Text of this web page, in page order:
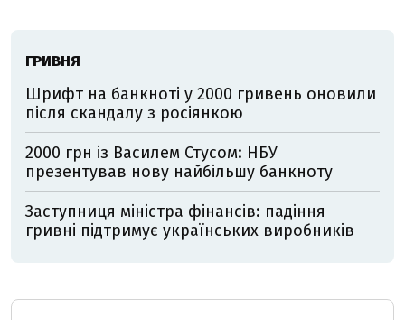
ГРИВНЯ
Шрифт на банкноті у 2000 гривень оновили
після скандалу з росіянкою
2000 грн із Василем Стусом: НБУ
презентував нову найбільшу банкноту
Заступниця міністра фінансів: падіння
гривні підтримує українських виробників